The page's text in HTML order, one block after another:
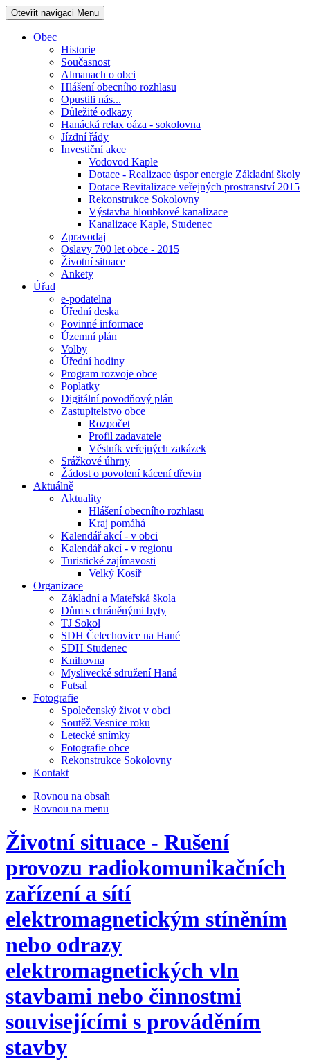
Otevřit navigaci Menu
Obec
Historie
Současnost
Almanach o obci
Hlášení obecního rozhlasu
Opustili nás...
Důležité odkazy
Hanácká relax oáza - sokolovna
Jízdní řády
Investiční akce
Vodovod Kaple
Dotace - Realizace úspor energie Základní školy
Dotace Revitalizace veřejných prostranství 2015
Rekonstrukce Sokolovny
Výstavba hloubkové kanalizace
Kanalizace Kaple, Studenec
Zpravodaj
Oslavy 700 let obce - 2015
Životní situace
Ankety
Úřad
e-podatelna
Úřední deska
Povinné informace
Územní plán
Volby
Úřední hodiny
Program rozvoje obce
Poplatky
Digitální povodňový plán
Zastupitelstvo obce
Rozpočet
Profil zadavatele
Věstník veřejných zakázek
Srážkové úhrny
Žádost o povolení kácení dřevin
Aktuálně
Aktuality
Hlášení obecního rozhlasu
Kraj pomáhá
Kalendář akcí - v obci
Kalendář akcí - v regionu
Turistické zajímavosti
Velký Kosíř
Organizace
Základní a Mateřská škola
Dům s chráněnými byty
TJ Sokol
SDH Čelechovice na Hané
SDH Studenec
Knihovna
Myslivecké sdružení Haná
Futsal
Fotografie
Společenský život v obci
Soutěž Vesnice roku
Letecké snímky
Fotografie obce
Rekonstrukce Sokolovny
Kontakt
Rovnou na obsah
Rovnou na menu
Životní situace - Rušení
provozu radiokomunikačních
zařízení a sítí
elektromagnetickým stíněním
nebo odrazy
elektromagnetických vln
stavbami nebo činnostmi
souvisejícími s prováděním
stavby